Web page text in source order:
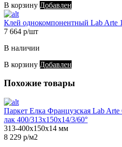
В корзину Добавлен
Клей однокомпонентный Lab Arte
7 664 р/шт
В наличии
В корзину Добавлен
Похожие товары
Паркет Елка Французская Lab
лак 400/313х150х14/3/60°
313-400х150х14 мм
8 229 р/м2